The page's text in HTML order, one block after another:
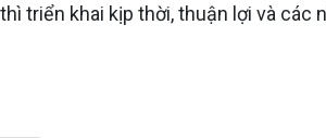
triển khai kịp thời, thuận lợi và các